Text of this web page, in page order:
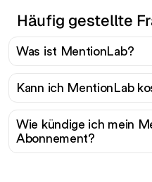
Häufig gestellte
Was ist MentionLab?
Kann ich MentionLab
Wie kündige ich mein
Abonnement?